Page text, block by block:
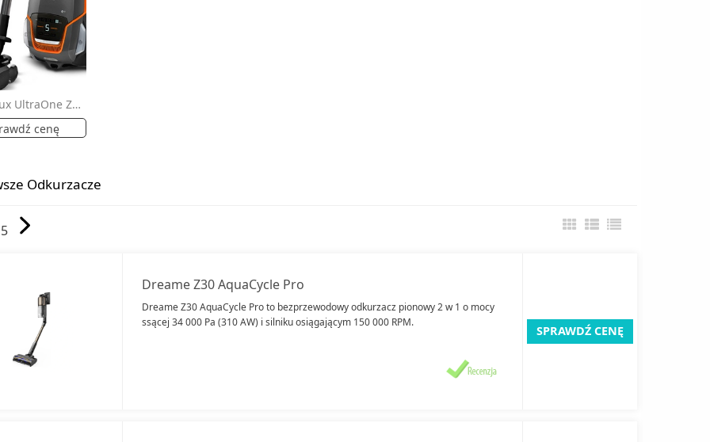
Electrolux UltraOne ZUOQUATTRO
cenę
Odkurzacze
Dreame Z30 AquaCycle Pro
Dreame Z30 AquaCycle Pro to bezprzewodowy odkurzacz pionowy 2 w 1 o mocy
ssącej 34 000 Pa (310 AW) i silniku osiągającym 150 000 RPM.
SPRAWDŹ CENĘ